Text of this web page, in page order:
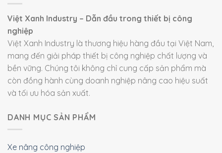
Việt Xanh Industry – Dẫn đầu trong thiết bị công
nghiệp
Việt Xanh Industry là thương hiệu hàng đầu tại Việt Nam,
mang đến giải pháp thiết bị công nghiệp chất lượng và
bền vững. Chúng tôi không chỉ cung cấp sản phẩm mà
còn đồng hành cùng doanh nghiệp nâng cao hiệu suất
và tối ưu hóa sản xuất.
DANH MỤC SẢN PHẨM
Xe nâng công nghiệp